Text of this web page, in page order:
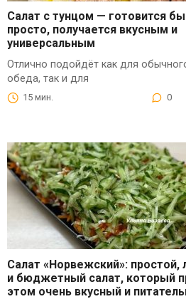
Салат с тунцом — готовится
просто, получается вкусным и
универсальным
Отлично подойдёт как для
обеда, так и для
15 мин. 0
Салат «Норвежский»: простой,
и бюджетный салат, который
этом очень вкусный и